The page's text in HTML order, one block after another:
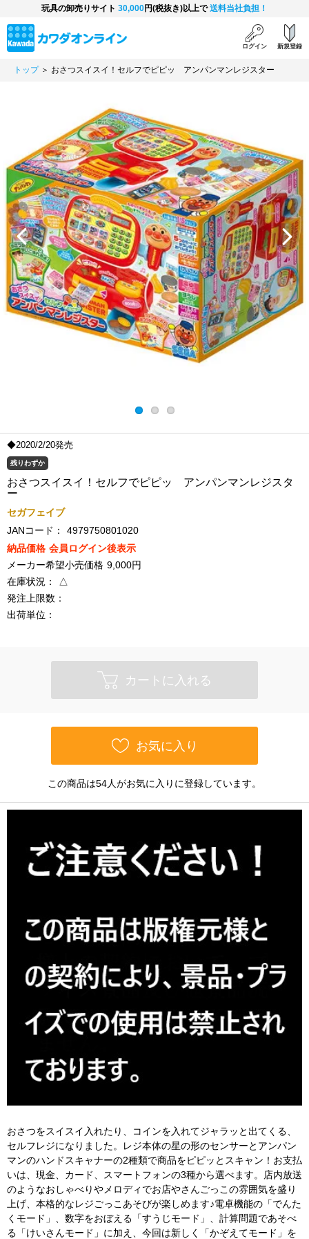
玩具の卸売りサイト 30,000円(税抜き)以上で送料当社負担！
ログイン 新規登録
トップ＞ おさつスイスイ！セルフでピピッ アンパンマンレジスター
Previous Next
◆2020/2/20発売
残りわずか
おさつスイスイ！セルフでピピッ アンパンマンレジスタ
ー
セガフェイブ
JANコード：
4979750801020
納品価格 会員ログイン後表示
メーカー希望小売価格 9,000円
在庫状況：
△
発注上限数：
出荷単位：
カートに入れる
お気に入り
この商品は54人がお気に入りに登録しています。
おさつをスイスイ入れたり、コインを入れてジャラッと出てくる、
セルフレジになりました。レジ本体の星の形のセンサーとアンパン
マンのハンドスキャナーの2種類で商品をピピッとスキャン！お支払
いは、現金、カード、スマートフォンの3種から選べます。店内放送
のようなおしゃべりやメロディでお店やさんごっこの雰囲気を盛り
上げ、本格的なレジごっこあそびが楽しめます♪電卓機能の「でんた
くモード」、数字をおぼえる「すうじモード」、計算問題であそべ
る「けいさんモード」に加え、今回は新しく「かぞえてモード」を